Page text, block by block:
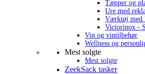
Tæpper og
Ure med
Værktøj med
Victorinox -
Vin og vintilbehør
Wellness og
Mest solgte
Mest solgte
ZeekSack tasker